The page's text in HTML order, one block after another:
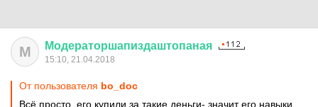
М Модераторшапиздаштопаная
15:10, 21.04.2018
От пользователя bo_doc
Всё просто, его купили за такие деньги- значит его навыки